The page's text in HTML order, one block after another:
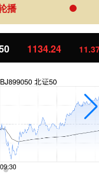
播
1.01%